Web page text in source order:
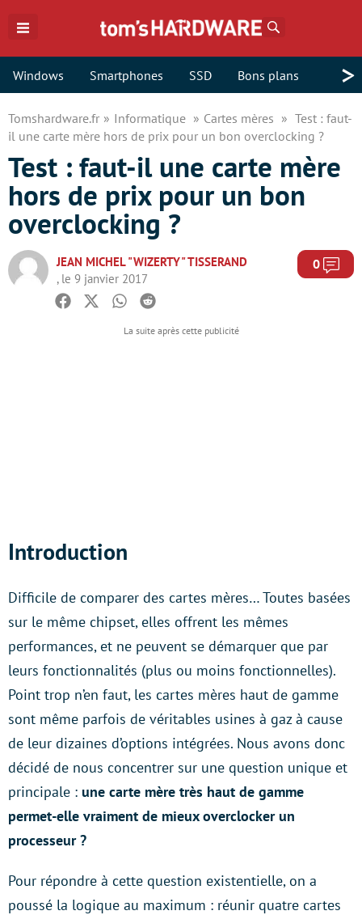
Windows Smartphones SSD Bons plans >
Tomshardware.fr Informatique Cartes mères
Test : faut-
il une carte mère hors de prix pour un bon overclocking ?
Test : faut-il une carte mère
hors de prix pour un bon
overclocking ?
JEAN MICHEL "WIZERTY" TISSERAND
, le 9 janvier 2017
0
Facebook
TwitterWhatsapp
Reddit
Introduction
Difficile de comparer des cartes mères… Toutes basées
sur le même chipset, elles offrent les mêmes
performances, et ne peuvent se démarquer que par
leurs fonctionnalités (plus ou moins fonctionnelles).
Point trop n’en faut, les cartes mères haut de gamme
sont même parfois de véritables usines à gaz à cause
de leur dizaines d’options intégrées. Nous avons donc
décidé de nous concentrer sur une question unique et
principale : une carte mère très haut de gamme
permet-elle vraiment de mieux overclocker un
processeur ?
Pour répondre à cette question existentielle, on a
poussé la logique au maximum : réunir quatre cartes